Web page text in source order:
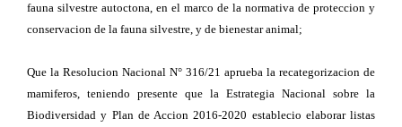
fauna silvestre autoctona, en el marco de la normativa de proteccion y
conservacion de la fauna silvestre, y de bienestar animal;
Que la Resolucion Nacional N° 316/21 aprueba la recategorizacion de
mamiferos, teniendo presente que la Estrategia Nacional sobre la
Biodiversidad y Plan de Accion 2016-2020 establecio elaborar listas